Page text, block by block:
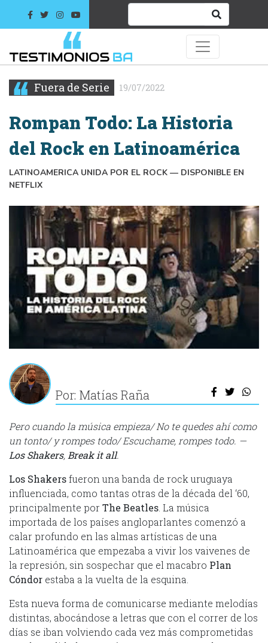
Fuera de Serie 19/07/2022
Rompan Todo: La Historia
del Rock en Latinoamérica
LATINOAMERICA UNIDA POR EL ROCK — DISPONIBLE EN
NETFLIX
Por: Matías Raña
Pero cuando la música empieza/ No te quedes ahí como
un tonto/ y rompes todo/ Escuchame, rompes todo. —
Los Shakers, Break it all.
Los Shakersfueron una banda de rock uruguaya
influenciada, como tantas otras de la década del ‘60,
principalmente porThe Beatles . La música
importada de los países angloparlantes comenzó a
calar profundo en las almas artísticas de una
Latinoamérica que empezaba a vivir los vaivenes de
la represión, sin sospechar que el macabro Plan
Cóndor estaba a la vuelta de la esquina.
Esta nueva forma de comunicarse mediante melodías
distintas, abocándose a letras que con el correr de los
días se iban volviendo cada vez más comprometidas